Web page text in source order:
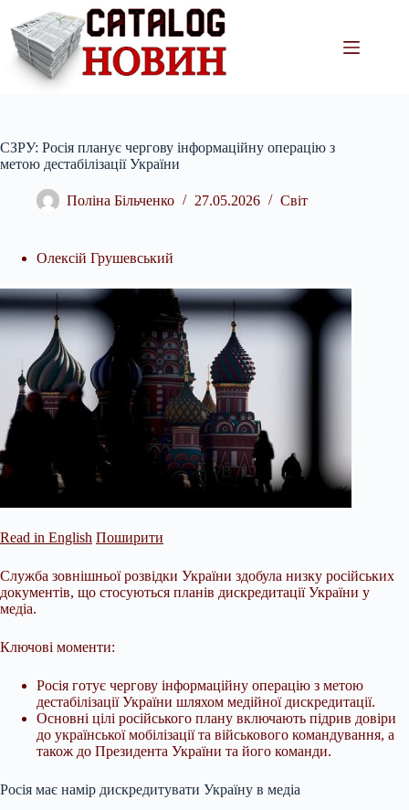
вмісту
СЗРУ: Росія планує чергову інформаційну операцію з
метою дестабілізації України
Поліна Більченко 27.05.2026 Світ
Олексій Грушевський
Read in English Поширити
Служба зовнішньої розвідки України здобула низку російських
документів, що стосуються планів дискредитації України у
медіа.
Ключові моменти:
Росія готує чергову інформаційну операцію з метою
дестабілізації України шляхом медійної дискредитації.
Основні цілі російського плану включають підрив довіри
до української мобілізації та військового командування, а
також до Президента України та його команди.
Росія має намір дискредитувати Україну в медіа